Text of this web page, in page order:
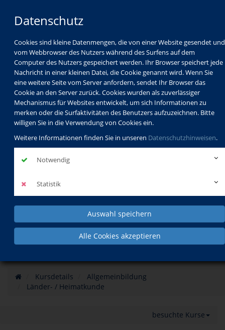
Datenschutz
Cookies sind kleine Datenmengen, die von einer Website gesendet und
vom Webbrowser des Nutzers während des Surfens auf dem
Computer des Nutzers gespeichert werden. Ihr Browser speichert jede
Nachricht in einer kleinen Datei, die Cookie genannt wird. Wenn Sie
eine weitere Seite vom Server anfordern, sendet Ihr Browser das
Cookie an den Server zurück. Cookies wurden als zuverlässiger
Mechanismus für Websites entwickelt, um sich Informationen zu
merken oder die Surfaktivitäten des Benutzers aufzuzeichnen. Bitte
willigen Sie in die Verwendung von Cookies ein.
Weitere Informationen finden Sie in unseren Datenschutzhinweisen.
Notwendig
Statistik
Auswahl speichern
Alle Cookies akzeptieren
Programm
Schulabschlüsse
Schulkindbetreuung
Service
Kursdetails
Allgemeinbildung
Länder- / Heimatkunde
besuchte Kurse